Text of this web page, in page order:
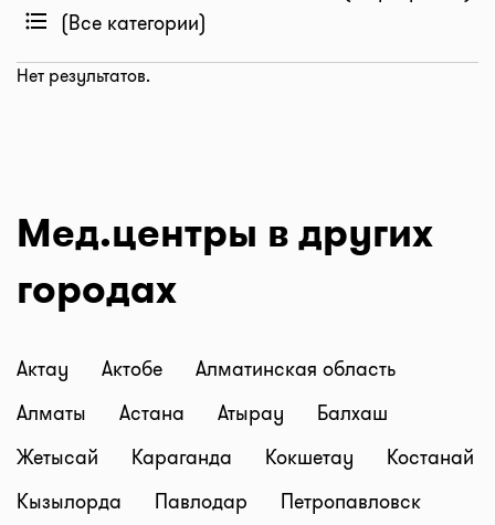
format_list_bulleted (Все категории)
Нет результатов.
Мед.центры в других
городах
Актау Актобе
Алматинская область
Алматы
Астана Атырау
Балхаш
Жетысай
Караганда Кокшетау
Костанай
Кызылорда
Павлодар
Петропавловск